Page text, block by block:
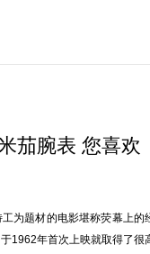
茄腕表 您喜欢
为题材的电影堪称荧幕上的
1962年首次上映就取得了很